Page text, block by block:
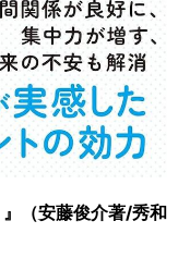
』（安藤俊介著/秀和